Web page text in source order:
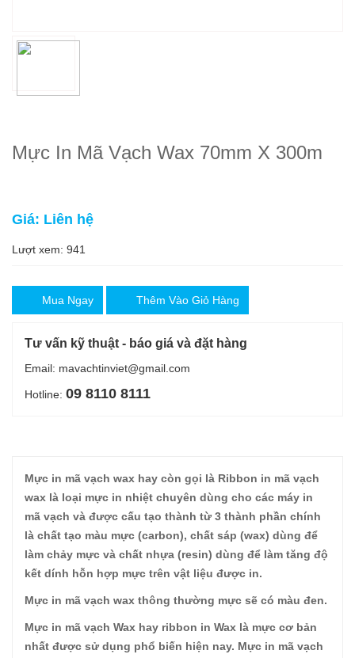
Mực In Mã Vạch Wax 70mm X 300m
Giá: Liên hệ
Lượt xem: 941
Mua Ngay Thêm Vào Giỏ Hàng
Tư vấn kỹ thuật - báo giá và đặt hàng
Email: mavachtinviet@gmail.com
Hotline: 09 8110 8111
Mực in mã vạch wax hay còn gọi là Ribbon in mã vạch
wax là loại mực in nhiệt chuyên dùng cho các máy in
mã vạch và được cấu tạo thành từ 3 thành phần chính
là chất tạo màu mực (carbon), chất sáp (wax) dùng để
làm chảy mực và chất nhựa (resin) dùng để làm tăng độ
kết dính hỗn hợp mực trên vật liệu được in.
Mực in mã vạch wax thông thường mực sẽ có màu đen.
Mực in mã vạch Wax hay ribbon in Wax là mực cơ bản
nhất được sử dụng phổ biến hiện nay. Mực in mã vạch